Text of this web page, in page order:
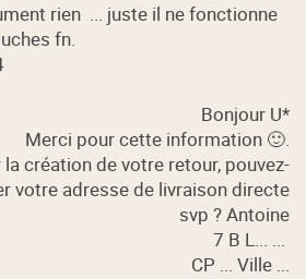
rien ... juste il ne fonctionne
fn.
Bonjour U*
Merci pour cette information 🙂.
création de votre retour, pouvez-
votre adresse de livraison directe
svp ? Antoine
7 B L... ...
CP ... Ville ...